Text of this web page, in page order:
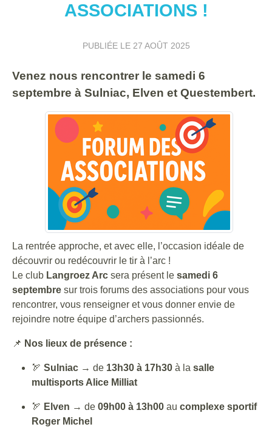
ASSOCIATIONS !
PUBLIÉE LE 27 AOÛT 2025
Venez nous rencontrer le samedi 6
septembre à Sulniac, Elven et Questembert.
La rentrée approche, et avec elle, l’occasion idéale de
découvrir ou redécouvrir le tir à l’arc !
Le club Langroez Arc sera présent le samedi 6
septembre sur trois forums des associations pour vous
rencontrer, vous renseigner et vous donner envie de
rejoindre notre équipe d’archers passionnés.
📌 Nos lieux de présence :
🏹 Sulniac → de 13h30 à 17h30 à la salle
multisports Alice Milliat
🏹 Elven → de 09h00 à 13h00 au complexe sportif
Roger Michel